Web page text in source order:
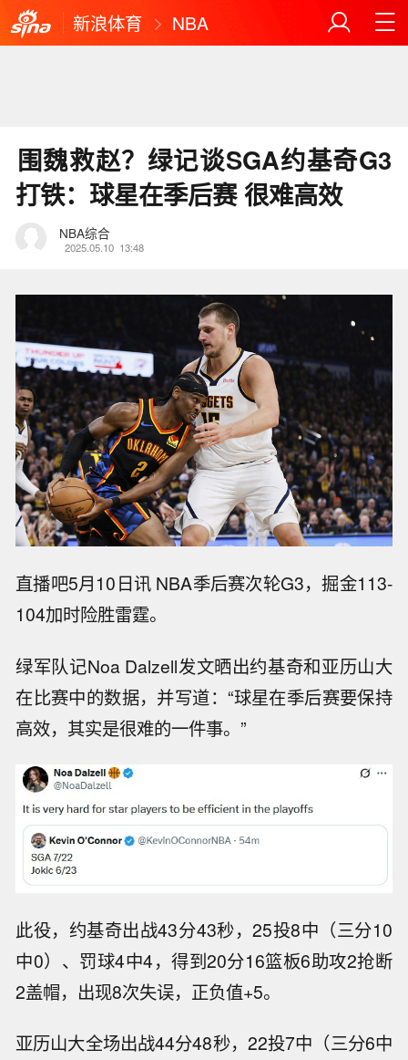
新浪体育 NBA
️围魏救赵？绿记谈SGA约基奇G3
打铁：球星在季后赛 很难高效
NBA综合
2025.05.10 13:48
直播吧5月10日讯 NBA季后赛次轮G3，掘金113-
104加时险胜雷霆。
绿军队记Noa Dalzell发文晒出约基奇和亚历山大
在比赛中的数据，并写道：“球星在季后赛要保持
高效，其实是很难的一件事。”
此役，约基奇出战43分43秒，25投8中（三分10
中0）、罚球4中4，得到20分16篮板6助攻2抢断
2盖帽，出现8次失误，正负值+5。
亚历山大全场出战44分48秒，22投7中（三分6中